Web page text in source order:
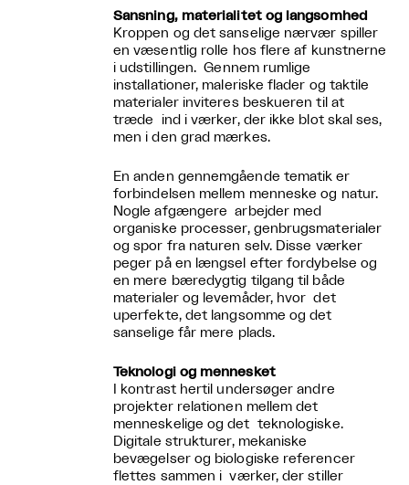
Sansning, materialitet og langsomhed
Kroppen og det sanselige nærvær spiller
en væsentlig rolle hos flere af kunstnerne
i udstillingen. Gennem rumlige
installationer, maleriske flader og taktile
materialer inviteres beskueren til at
træde ind i værker, der ikke blot skal ses,
men i den grad mærkes.
En anden gennemgående tematik er
forbindelsen mellem menneske og natur.
Nogle afgængere arbejder med
organiske processer, genbrugsmaterialer
og spor fra naturen selv. Disse værker
peger på en længsel efter fordybelse og
en mere bæredygtig tilgang til både
materialer og levemåder, hvor det
uperfekte, det langsomme og det
sanselige får mere plads.
Teknologi og mennesket
I kontrast hertil undersøger andre
projekter relationen mellem det
menneskelige og det teknologiske.
Digitale strukturer, mekaniske
bevægelser og biologiske referencer
flettes sammen i værker, der stiller